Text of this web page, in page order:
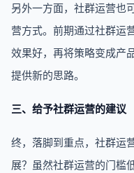
另外一方面，社群运营也
营方式。前期通过社群运
效果好，再将策略变成产
提供新的思路。
三、给予社群运营的建议
终，落脚到重点，社群运
展？虽然社群运营的门槛